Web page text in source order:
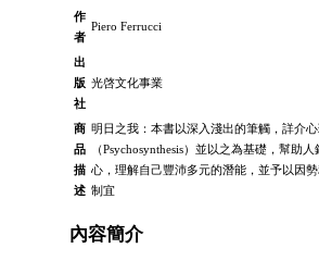
作
者
Piero Ferrucci
出
版
社
光啓文化事業
商
品
描
述
明日之我：本書以深入淺出的筆觸，詳介
（Psychosynthesis）並以之為基礎，幫助
心，理解自己豐沛多元的潛能，並予以因
制宜
內容簡介